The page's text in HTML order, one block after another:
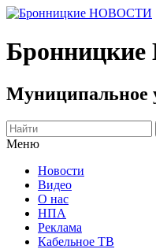
Бронницкие
Муниципальное
Меню
Новости
Видео
О нас
НПА
Реклама
Кабельное ТВ